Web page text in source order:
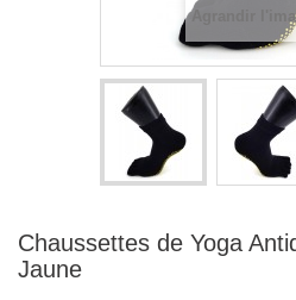
Agrandir
Chaussettes de Yoga
Jaune